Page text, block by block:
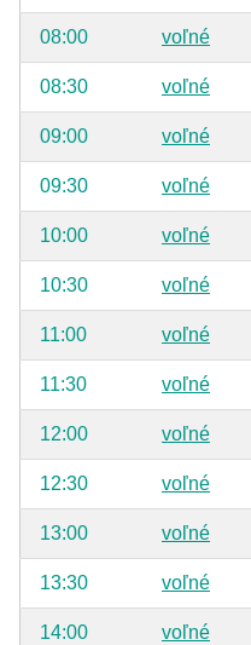
08:00 voľné
08:30 voľné
09:00 voľné
09:30 voľné
10:00 voľné
10:30 voľné
11:00 voľné
11:30 voľné
12:00 voľné
12:30 voľné
13:00 voľné
13:30 voľné
14:00 voľné